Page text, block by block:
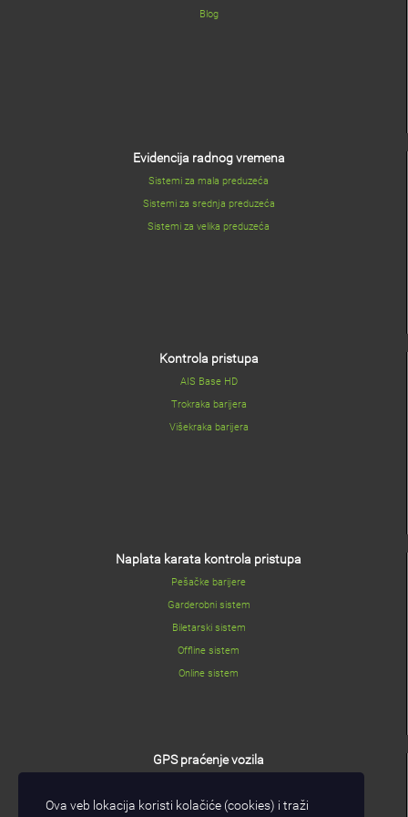
Blog
Evidencija radnog vremena
Sistemi za mala preduzeća
Sistemi za srednja preduzeća
Sistemi za velika preduzeća
Kontrola pristupa
AIS Base HD
Trokraka barijera
Višekraka barijera
Naplata karata kontrola pristupa
Pešačke barijere
Garderobni sistem
Biletarski sistem
Offline sistem
Online sistem
GPS praćenje vozila
I/O modul
Ova veb lokacija koristi kolačiće (cookies) i traži